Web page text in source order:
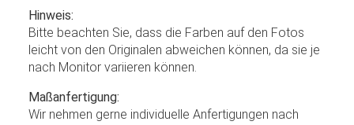
Hinweis:
Bitte beachten Sie, dass die Farben auf den Fotos
leicht von den Originalen abweichen können, da sie je
nach Monitor variieren können.
Maßanfertigung:
Wir nehmen gerne individuelle Anfertigungen nach